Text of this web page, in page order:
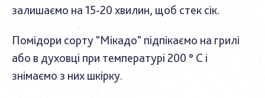
залишаємо на 15-20 хвилин, щоб стек сік.
Помідори сорту "Мікадо" підпікаємо на грилі
або в духовці при температурі 200 ° C і
знімаємо з них шкірку.